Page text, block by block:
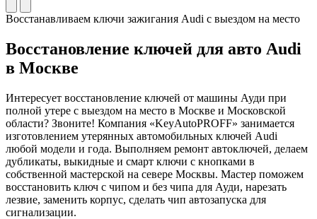
Восстанавливаем ключи зажигания Audi с выездом на место
Восстановление ключей для авто Audi
в Москве
Интересует восстановление ключей от машины Ауди при
полной утере с выездом на место в Москве и Московской
области? Звоните! Компания «KeyAutoPROFF» занимается
изготовлением утерянных автомобильных ключей Audi
любой модели и года. Выполняем ремонт автоключей, делаем
дубликаты, выкидные и смарт ключи с кнопками в
собственной мастерской на севере Москвы. Мастер поможем
восстановить ключ с чипом и без чипа для Ауди, нарезать
лезвие, заменить корпус, сделать чип автозапуска для
сигнализации.